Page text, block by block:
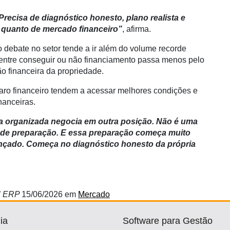
de diagnóstico honesto, plano realista e
de mercado financeiro”, afirma.
no setor tende a ir além do volume recorde
conseguir ou não financiamento passa menos pelo
financeira da propriedade.
financeiro tendem a acessar melhores condições e
organizada negocia em outra posição. Não é uma
preparação. E essa preparação começa muito
Começa no diagnóstico honesto da própria
ERP 15/06/2026 em Mercado
Software para Gestão